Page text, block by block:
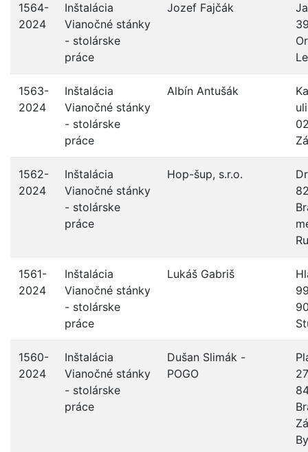
1564-
2024
Inštalácia
Vianočné stánky
- stolárske
práce
Jozef Fajčák
1563-
2024
Inštalácia
Vianočné stánky
- stolárske
práce
Albín Antušák
1562-
2024
Inštalácia
Vianočné stánky
- stolárske
práce
Hop-šup, s.r.o.
1561-
2024
Inštalácia
Vianočné stánky
- stolárske
práce
Lukáš Gabriš
1560-
2024
Inštalácia
Vianočné stánky
- stolárske
práce
Dušan Slimák -
POGO